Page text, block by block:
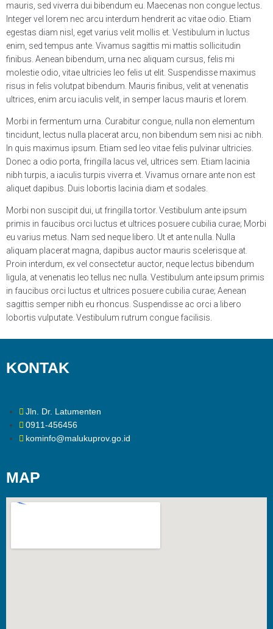
mauris, sed viverra dui bibendum eu. Maecenas non congue lectus.
Integer vel lorem nec arcu interdum hendrerit ac vitae odio. Etiam
egestas diam nisl, eget varius velit mollis et. Vestibulum in luctus
enim, sed tempus ante. Vivamus sagittis mi mattis sollicitudin
finibus. Aenean bibendum, urna nec aliquam cursus, felis mi
molestie odio, vitae ultricies leo felis ut elit. Suspendisse maximus
risus in felis volutpat bibendum. Mauris finibus, velit at venenatis
ultrices, enim arcu iaculis velit, in semper lacus mauris et lorem.
Morbi in fermentum urna. Curabitur congue, nulla non elementum
tincidunt, lectus nulla placerat arcu, non bibendum sem nisi ac nibh.
In quis maximus ipsum. Etiam sed leo vitae felis pulvinar ultricies.
Donec a odio porta, fringilla lacus vel, ultrices sem. Etiam lacinia
nibh turpis, a iaculis turpis viverra et. Vivamus ornare ante non est
aliquet dapibus. Duis lobortis lacinia diam et sodales.
Morbi non suscipit dui, ut fringilla tortor. Vestibulum ante ipsum
primis in faucibus orci luctus et ultrices posuere cubilia curae; Morbi
eu varius metus. Nam sed neque libero. Ut et ante nulla. Nulla
aliquam placerat magna, dapibus auctor mauris scelerisque at.
Proin interdum, ex vel consectetur auctor, neque lectus bibendum
ligula, at venenatis leo tellus nec nulla. Vestibulum ante ipsum primis
in faucibus orci luctus et ultrices posuere cubilia curae; Aenean
sagittis semper nibh eu rhoncus. Suspendisse ac orci a libero
lobortis vulputate. Vestibulum rutrum congue facilisis.
KONTAK
Jln. Dr. Latumenten
0911-456456
kominfo@malukuprov.go.id
MAP